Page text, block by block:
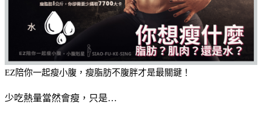
EZ陪你一起瘦小腹，瘦脂肪不腹胖才是最關鍵！
少吃熱量當然會瘦，只是…